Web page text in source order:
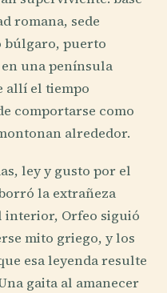
romana, sede
búlgaro, puerto
una península
allí el tiempo
comportarse como
alrededor.
ley y gusto por el
la extrañeza
Orfeo siguió
mito griego, y los
esa leyenda resulte
gaita al amanecer